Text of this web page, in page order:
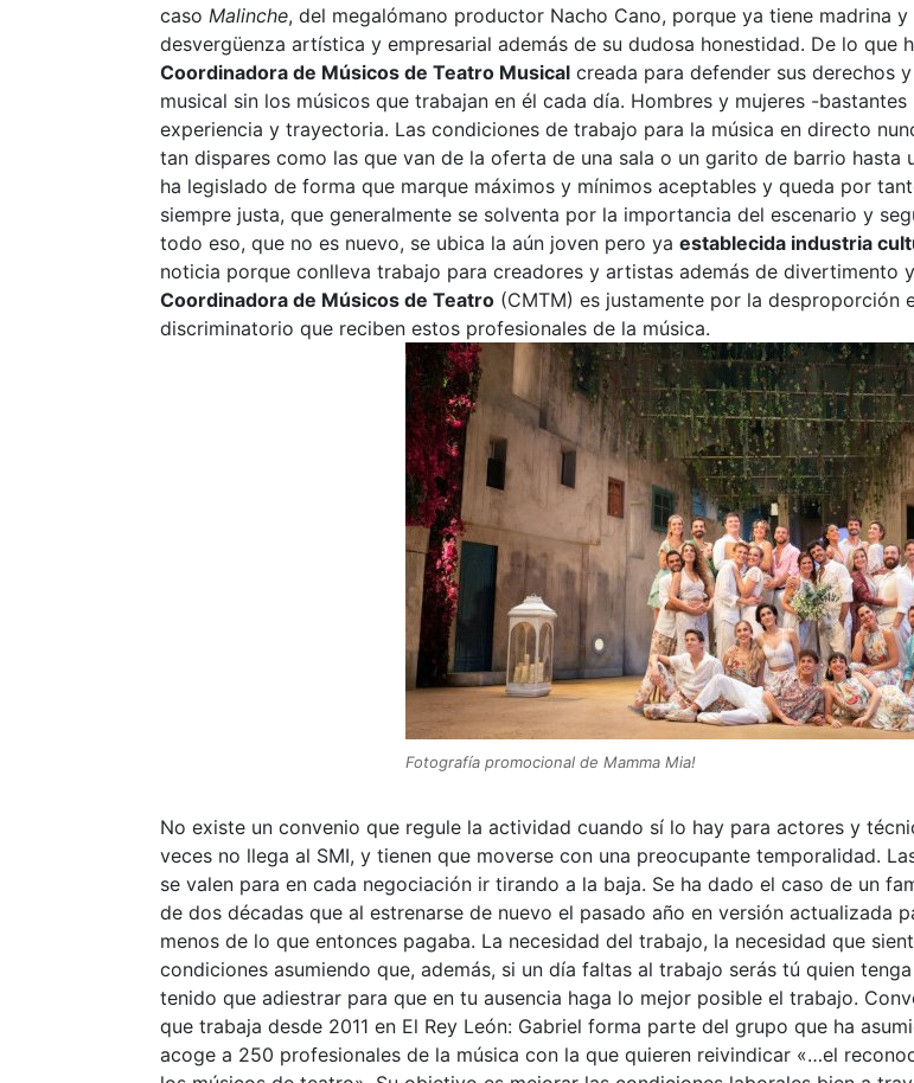
caso Malinche, del megalómano productor Nacho Cano, porque ya tiene madrina
desvergüenza artística y empresarial además de su dudosa honestidad. De lo que
Coordinadora de Músicos de Teatro Musical creada para defender sus derechos
musical sin los músicos que trabajan en él cada día. Hombres y mujeres -
experiencia y trayectoria. Las condiciones de trabajo para la música en directo
tan dispares como las que van de la oferta de una sala o un garito de barrio
ha legislado de forma que marque máximos y mínimos aceptables y queda por
siempre justa, que generalmente se solventa por la importancia del escenario y
todo eso, que no es nuevo, se ubica la aún joven pero ya establecida industria
noticia porque conlleva trabajo para creadores y artistas además de divertimento
Coordinadora de Músicos de Teatro (CMTM) es justamente por la
discriminatorio que reciben estos profesionales de la música.
Fotografía promocional de Mamma Mia!
No existe un convenio que regule la actividad cuando sí lo hay para actores y
veces no llega al SMI, y tienen que moverse con una preocupante temporalidad.
se valen para en cada negociación ir tirando a la baja. Se ha dado el caso de un
de dos décadas que al estrenarse de nuevo el pasado año en versión actualizada
menos de lo que entonces pagaba. La necesidad del trabajo, la necesidad que
condiciones asumiendo que, además, si un día faltas al trabajo serás tú quien
tenido que adiestrar para que en tu ausencia haga lo mejor posible el trabajo.
que trabaja desde 2011 en El Rey León: Gabriel forma parte del grupo que ha
acoge a 250 profesionales de la música con la que quieren reivindicar «…el